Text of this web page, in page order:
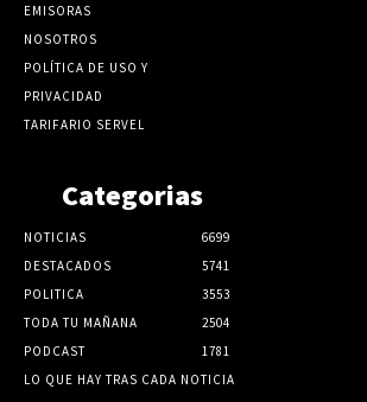
EMISORAS
NOSOTROS
POLÍTICA DE USO Y
PRIVACIDAD
TARIFARIO SERVEL
Categorias
NOTICIAS
6699
DESTACADOS
5741
POLITICA
3553
TODA TU MAÑANA
2504
PODCAST
1781
LO QUE HAY TRAS CADA NOTICIA